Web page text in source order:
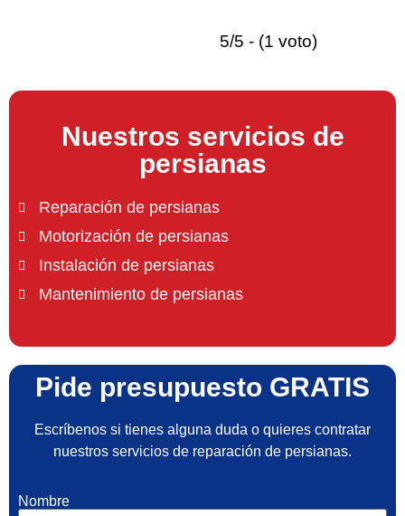
5/5 - (1 voto)
Nuestros servicios de
persianas
Reparación de persianas
Motorización de persianas
Instalación de persianas
Mantenimiento de persianas
Pide presupuesto GRATIS
Escríbenos si tienes alguna duda o quieres contratar
nuestros servicios de reparación de persianas.
Nombre